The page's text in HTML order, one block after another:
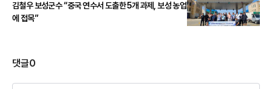
김철우 보성군수 “중국 연수서 도출한 5개 과제, 보성 농업
에 접목”
댓글0